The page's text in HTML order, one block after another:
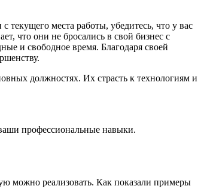
места работы, убедитесь, что у вас
что они не бросались в свой бизнес с
и свободное время. Благодаря своей
должностях. Их страсть к технологиям и
профессиональные навыки.
можно реализовать. Как показали примеры